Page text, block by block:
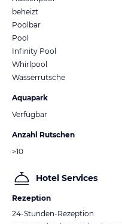
beheizt
Poolbar
Pool
Infinity Pool
Whirlpool
Wasserrutsche
Aquapark
Verfügbar
Anzahl Rutschen
>10
Hotel Services
Rezeption
24-Stunden-Rezeption